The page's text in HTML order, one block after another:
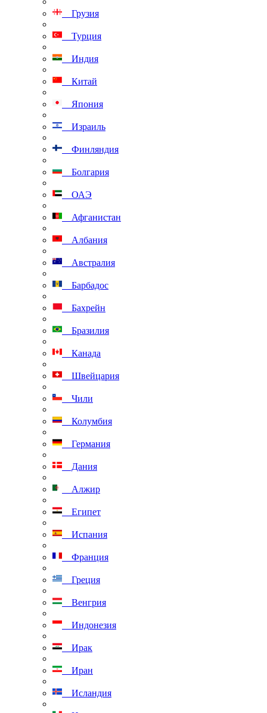
Грузия
Турция
Индия
Китай
Япония
Израиль
Финляндия
Болгария
ОАЭ
Афганистан
Албания
Австралия
Барбадос
Бахрейн
Бразилия
Канада
Швейцария
Чили
Колумбия
Германия
Дания
Алжир
Египет
Испания
Франция
Греция
Венгрия
Индонезия
Ирак
Иран
Исландия